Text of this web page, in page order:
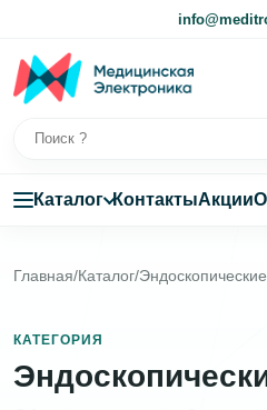
Каталог КонтактыАкции
Главная/Каталог/
КАТЕГОРИЯ